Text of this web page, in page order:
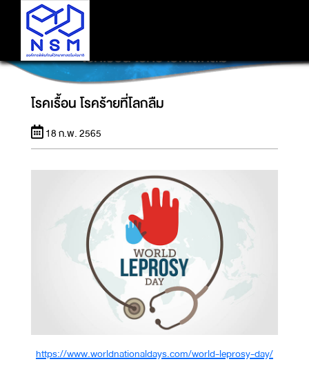
โรคเรื้อน โรคร้ายที่โลกลืม
โรคเรื้อน โรคร้ายที่โลกลืม
18 ก.พ. 2565
https://www.worldnationaldays.com/world-leprosy-day/